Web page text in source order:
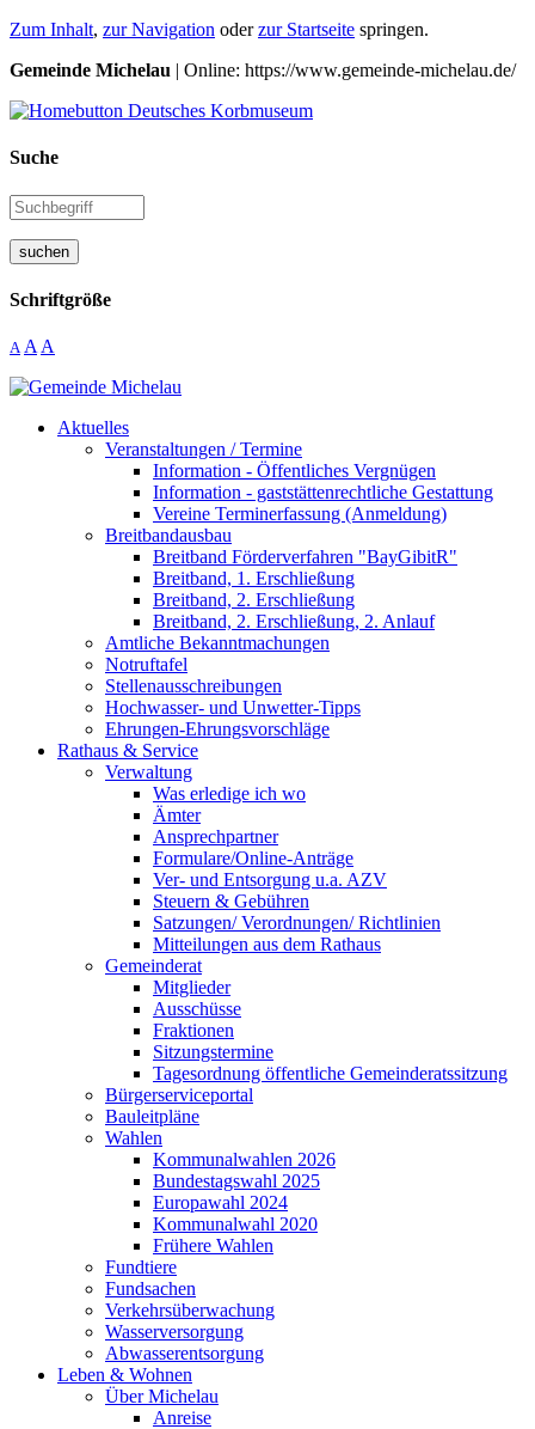
Zum Inhalt, zur Navigation oderzur Startseite springen.
Gemeinde Michelau | Online: https://www.gemeinde-michelau.de/
Suche
suchen
Schriftgröße
A A A
Aktuelles
Veranstaltungen / Termine
Information - Öffentliches Vergnügen
Information - gaststättenrechtliche Gestattung
Vereine Terminerfassung (Anmeldung)
Breitbandausbau
Breitband Förderverfahren "BayGibitR"
Breitband, 1. Erschließung
Breitband, 2. Erschließung
Breitband, 2. Erschließung, 2. Anlauf
Amtliche Bekanntmachungen
Notruftafel
Stellenausschreibungen
Hochwasser- und Unwetter-Tipps
Ehrungen-Ehrungsvorschläge
Rathaus & Service
Verwaltung
Was erledige ich wo
Ämter
Ansprechpartner
Formulare/Online-Anträge
Ver- und Entsorgung u.a. AZV
Steuern & Gebühren
Satzungen/ Verordnungen/ Richtlinien
Mitteilungen aus dem Rathaus
Gemeinderat
Mitglieder
Ausschüsse
Fraktionen
Sitzungstermine
Tagesordnung öffentliche Gemeinderatssitzung
Bürgerserviceportal
Bauleitpläne
Wahlen
Kommunalwahlen 2026
Bundestagswahl 2025
Europawahl 2024
Kommunalwahl 2020
Frühere Wahlen
Fundtiere
Fundsachen
Verkehrsüberwachung
Wasserversorgung
Abwasserentsorgung
Leben & Wohnen
Über Michelau
Anreise